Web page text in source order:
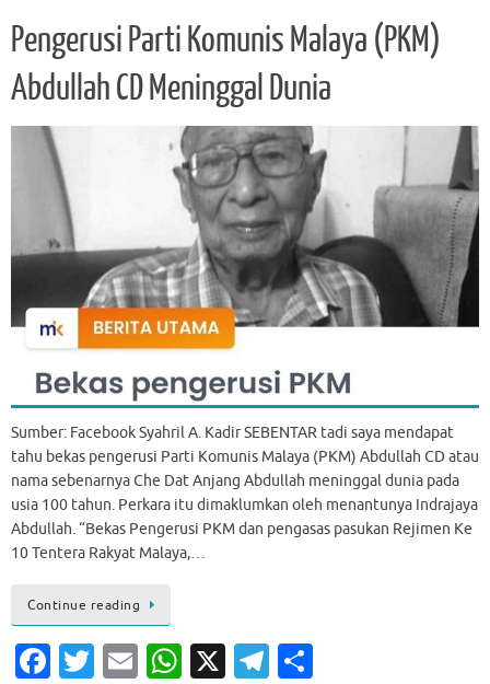
k p
Pengerusi Parti Komunis Malaya (PKM)
Abdullah CD Meninggal Dunia
Sumber: Facebook Syahril A. Kadir SEBENTAR tadi saya mendapat
tahu bekas pengerusi Parti Komunis Malaya (PKM) Abdullah CD atau
nama sebenarnya Che Dat Anjang Abdullah meninggal dunia pada
usia 100 tahun. Perkara itu dimaklumkan oleh menantunya Indrajaya
Abdullah. “Bekas Pengerusi PKM dan pengasas pasukan Rejimen Ke
10 Tentera Rakyat Malaya,…
Continue reading
Fa T E W X T